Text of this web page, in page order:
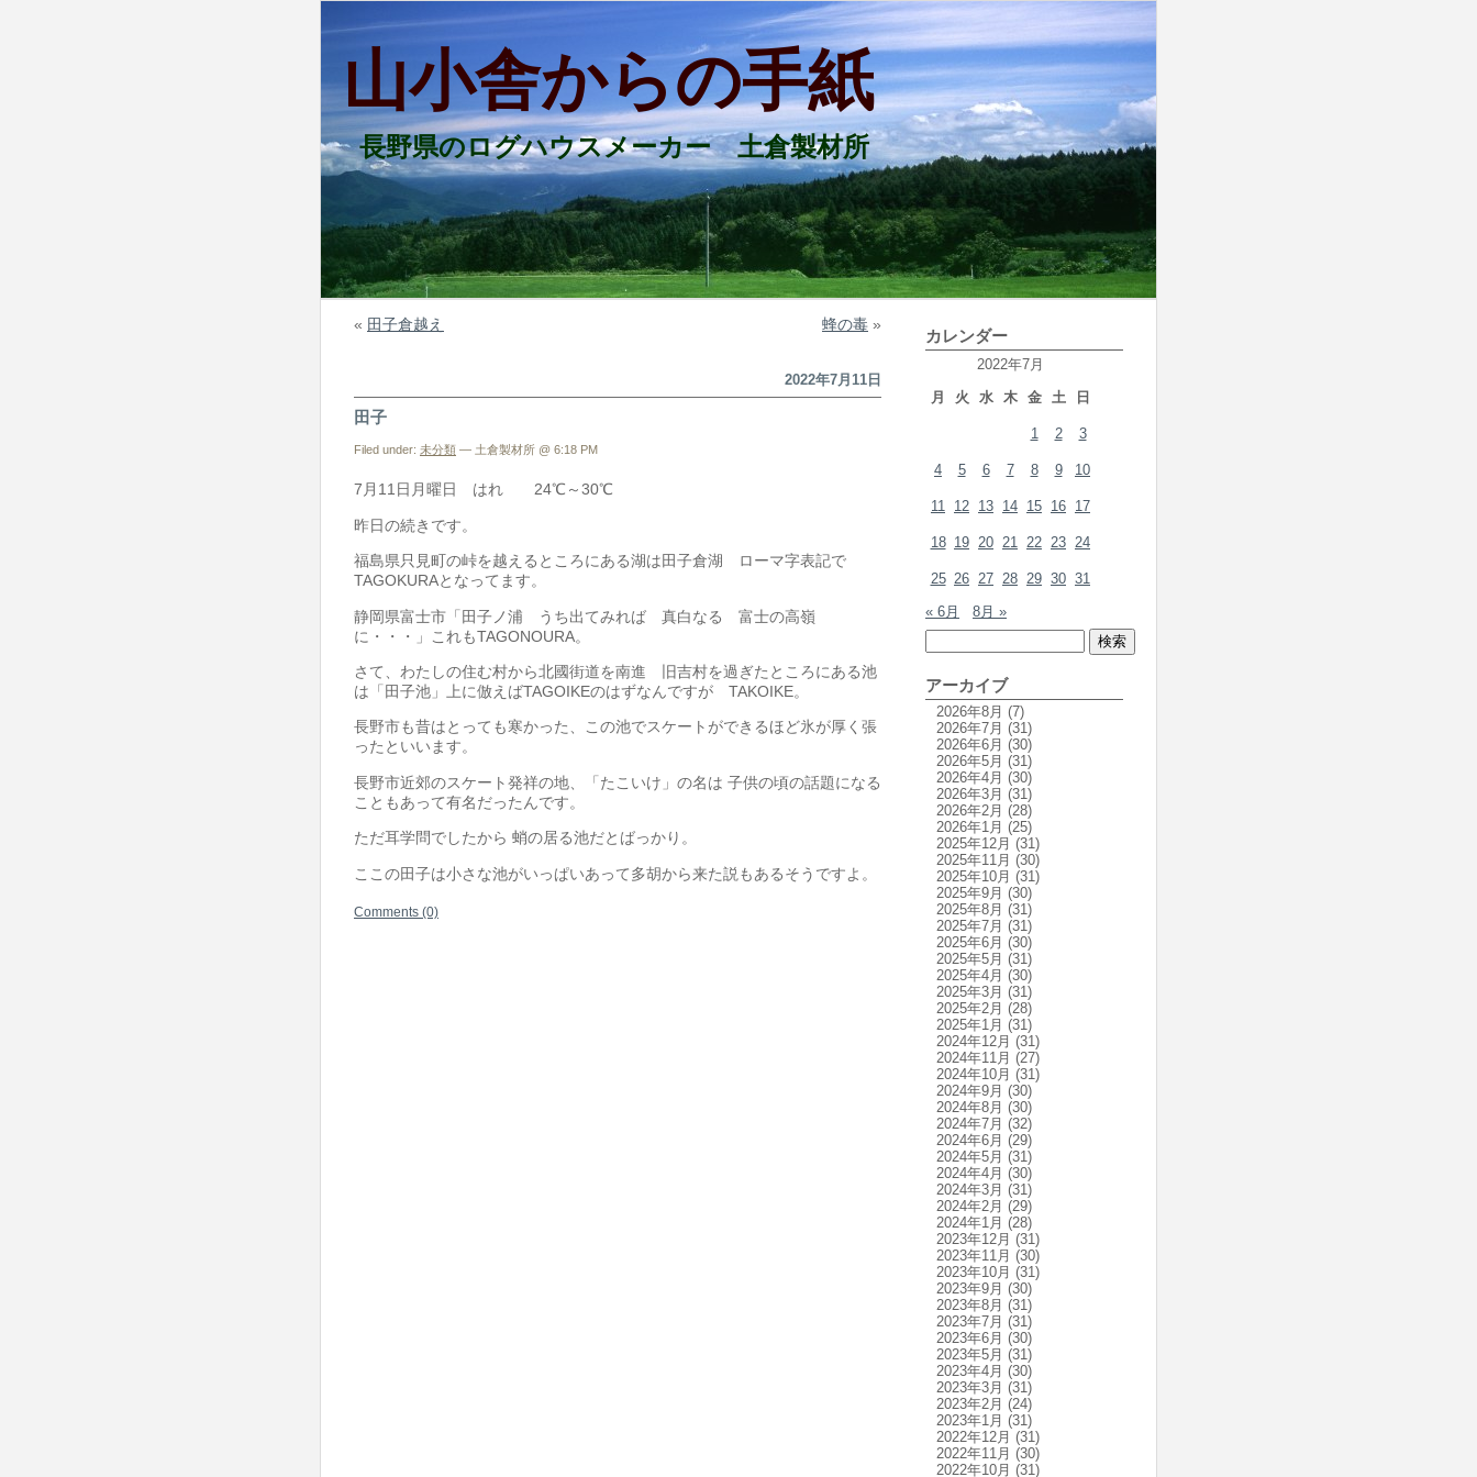
山小舎からの手紙
長野県のログハウスメーカー 土倉製材所
« 田子倉越え 蜂の毒 »
2022年7月11日
田子
Filed under: 未分類 — 土倉製材所 @ 6:18 PM
7月11日月曜日 はれ 24℃～30℃
昨日の続きです。
福島県只見町の峠を越えるところにある湖は田子倉湖 ローマ字表記で
TAGOKURAとなってます。
静岡県富士市「田子ノ浦 うち出てみれば 真白なる 富士の高嶺
に・・・」これもTAGONOURA。
さて、わたしの住む村から北國街道を南進 旧吉村を過ぎたところにある池
は「田子池」上に倣えばTAGOIKEのはずなんですが TAKOIKE。
長野市も昔はとっても寒かった、この池でスケートができるほど氷が厚く張
ったといいます。
長野市近郊のスケート発祥の地、「たこいけ」の名は 子供の頃の話題になる
こともあって有名だったんです。
ただ耳学問でしたから 蛸の居る池だとばっかり。
ここの田子は小さな池がいっぱいあって多胡から来た説もあるそうですよ。
Comments (0)
カレンダー
2022年7月
月
火 水 木 金 土 日
1 2 3
4 5 6 7 8 9 10
11 12 13 14 15 16 17
18 19 20 21 22 23 24
25 26 27 28 29 30 31
« 6月
8月 »
アーカイブ
2026年8月 (7)
2026年7月 (31)
2026年6月 (30)
2026年5月 (31)
2026年4月 (30)
2026年3月 (31)
2026年2月 (28)
2026年1月 (25)
2025年12月 (31)
2025年11月 (30)
2025年10月 (31)
2025年9月 (30)
2025年8月 (31)
2025年7月 (31)
2025年6月 (30)
2025年5月 (31)
2025年4月 (30)
2025年3月 (31)
2025年2月 (28)
2025年1月 (31)
2024年12月 (31)
2024年11月 (27)
2024年10月 (31)
2024年9月 (30)
2024年8月 (30)
2024年7月 (32)
2024年6月 (29)
2024年5月 (31)
2024年4月 (30)
2024年3月 (31)
2024年2月 (29)
2024年1月 (28)
2023年12月 (31)
2023年11月 (30)
2023年10月 (31)
2023年9月 (30)
2023年8月 (31)
2023年7月 (31)
2023年6月 (30)
2023年5月 (31)
2023年4月 (30)
2023年3月 (31)
2023年2月 (24)
2023年1月 (31)
2022年12月 (31)
2022年11月 (30)
2022年10月 (31)